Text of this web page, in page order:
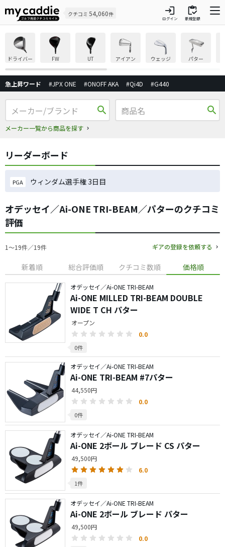
クチコミ 54,060件 login
ログイン
inventory
新規登録
ドライバー FW UT アイアン ウェッジ パター
急上昇ワード #JPX ONE #ONOFF AKA #Qi4D #G440
search
メーカー一覧から商品を探す
search
リーダーボード
PGA ウィンダム選手権 3日目
オデッセイ／Ai-ONE TRI-BEAM／パターのクチコミ
評価
1〜19件／19件 ギアの登録を依頼する
新着順 総合評価順 クチコミ数順 価格順
オデッセイ／Ai-ONE TRI-BEAM
Ai-ONE MILLED TRI-BEAM DOUBLE
WIDE T CH パター
オープン
0.0
0件
オデッセイ／Ai-ONE TRI-BEAM
Ai-ONE TRI-BEAM #7パター
44,550円
0.0
0件
オデッセイ／Ai-ONE TRI-BEAM
Ai-ONE 2ボール ブレード CS パター
49,500円
6.0
1件
オデッセイ／Ai-ONE TRI-BEAM
Ai-ONE 2ボール ブレード パター
49,500円
0.0